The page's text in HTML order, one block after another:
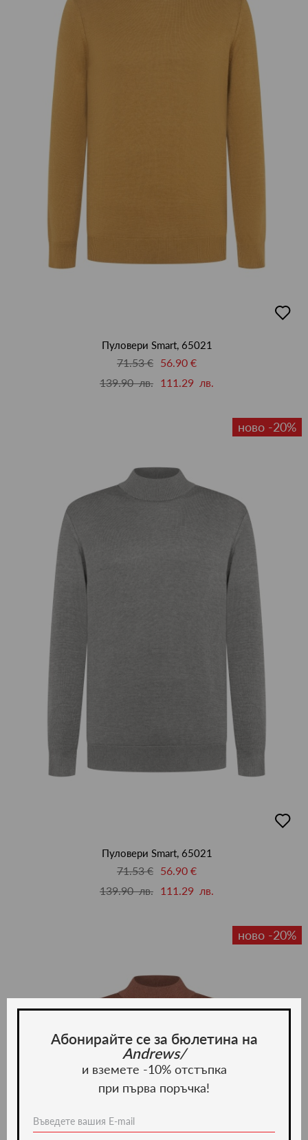
в
Пуловери Smart, 65021
71.53 € 56.90 €
139.90 лв. 111.29 лв.
ново -20%
в
Пуловери Smart, 65021
71.53 € 56.90 €
139.90 лв. 111.29 лв.
ново -20%
Абонирайте се за бюлетина на
Andrews/
и вземете -10% отстъпка
при първа поръчка!